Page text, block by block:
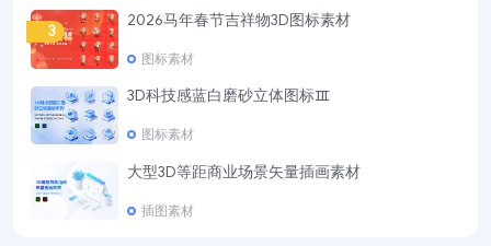
3
2026马年春节吉祥物3D图标素材
图标素材
4
3D科技感蓝白磨砂立体图标Ⅲ
图标素材
5
大型3D等距商业场景矢量插画素材
插图素材